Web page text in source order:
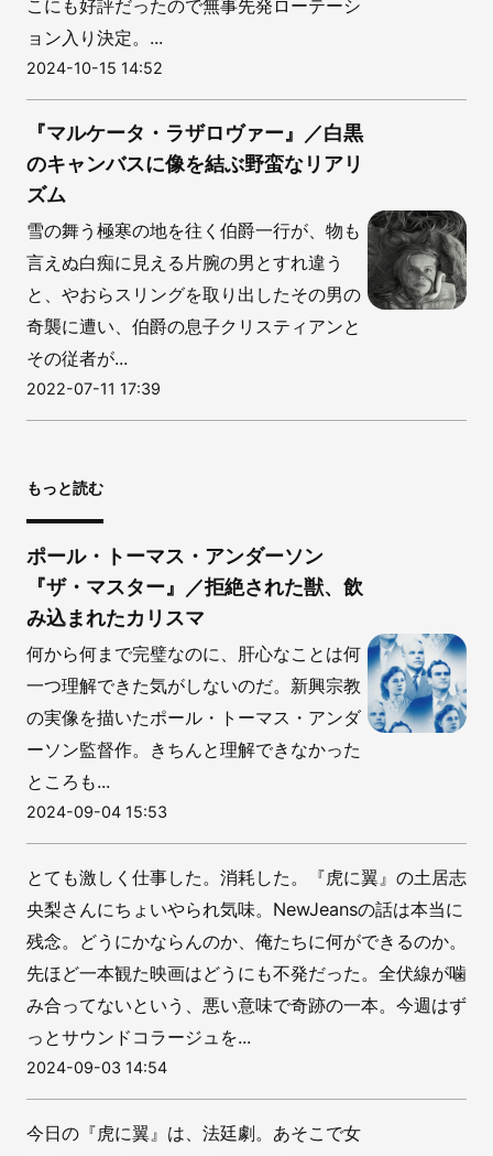
こにも好評だったので無事先発ローテーシ
ョン入り決定。...
2024-10-15 14:52
『マルケータ・ラザロヴァー』／白黒
のキャンバスに像を結ぶ野蛮なリアリ
ズム
雪の舞う極寒の地を往く伯爵一行が、物も
言えぬ白痴に見える片腕の男とすれ違う
と、やおらスリングを取り出したその男の
奇襲に遭い、伯爵の息子クリスティアンと
その従者が...
2022-07-11 17:39
もっと読む
ポール・トーマス・アンダーソン
『ザ・マスター』／拒絶された獣、飲
み込まれたカリスマ
何から何まで完璧なのに、肝心なことは何
一つ理解できた気がしないのだ。新興宗教
の実像を描いたポール・トーマス・アンダ
ーソン監督作。きちんと理解できなかった
ところも...
2024-09-04 15:53
とても激しく仕事した。消耗した。『虎に翼』の土居志
央梨さんにちょいやられ気味。NewJeansの話は本当に
残念。どうにかならんのか、俺たちに何ができるのか。
先ほど一本観た映画はどうにも不発だった。全伏線が噛
み合ってないという、悪い意味で奇跡の一本。今週はず
っとサウンドコラージュを...
2024-09-03 14:54
今日の『虎に翼』は、法廷劇。あそこで女